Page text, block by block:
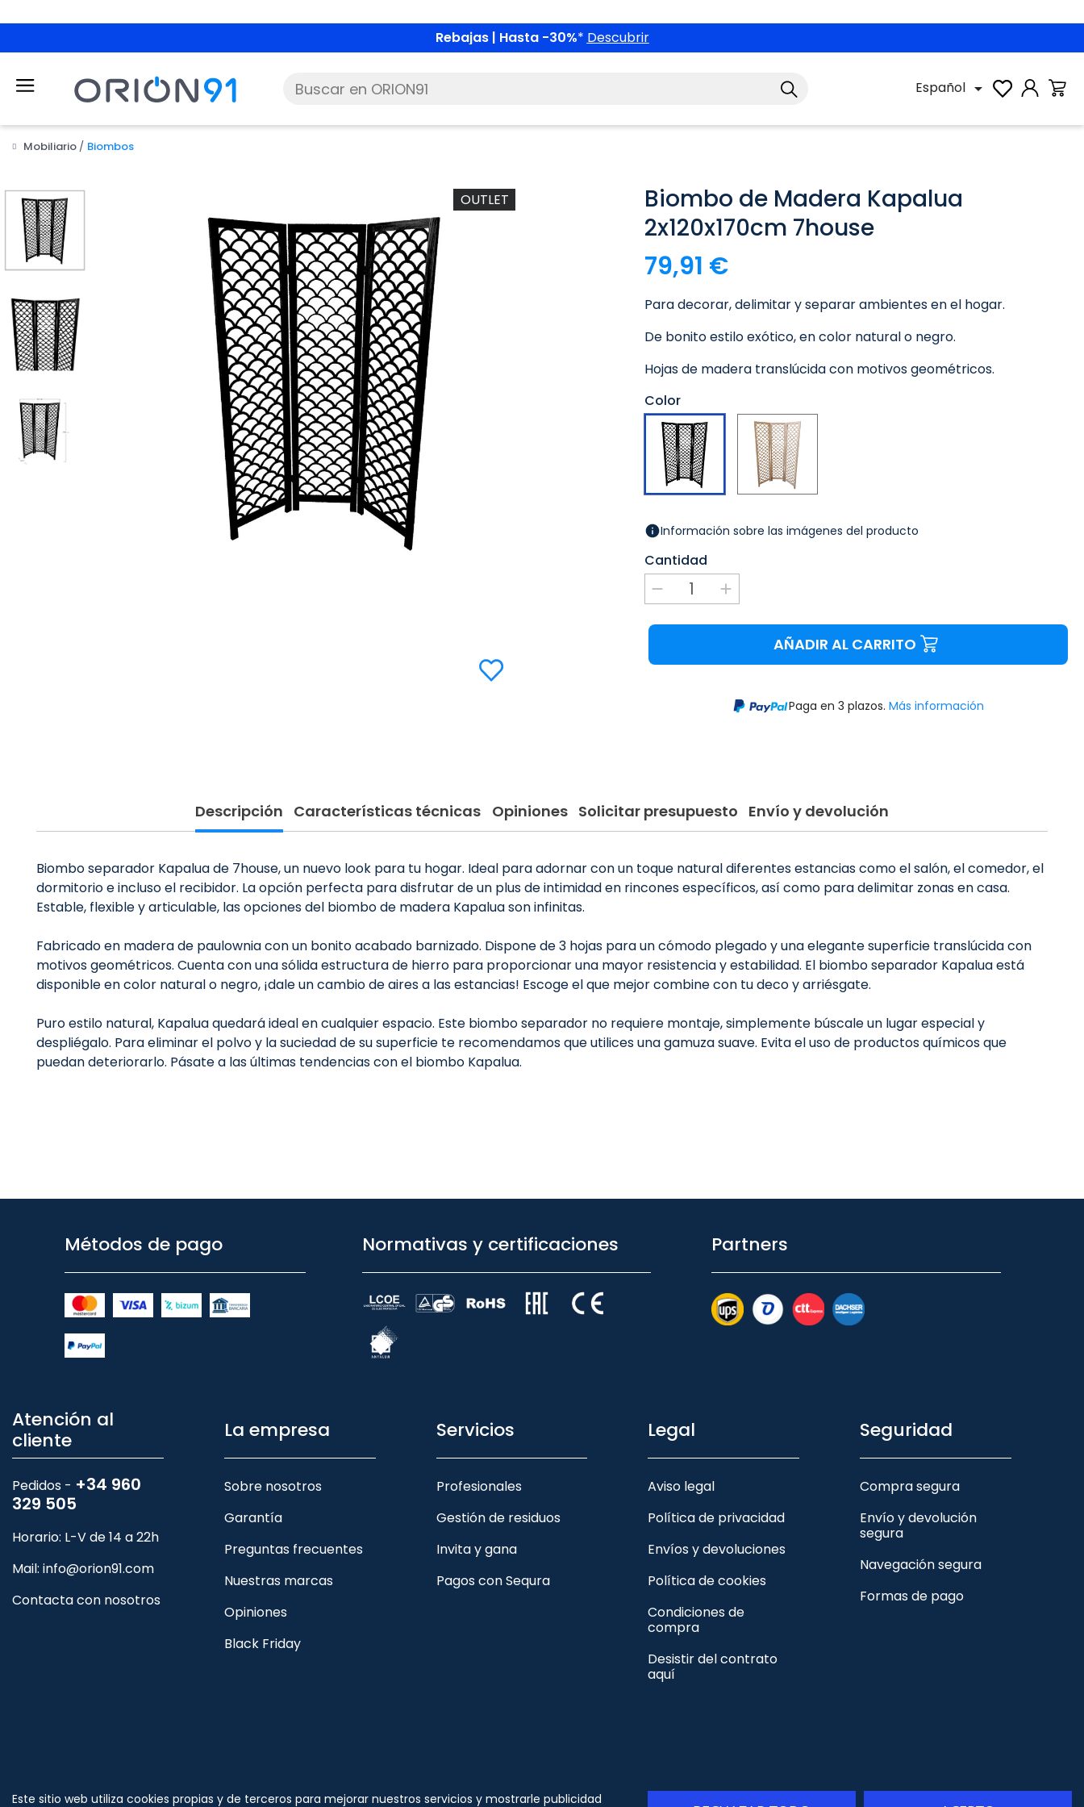
Rebajas | Hasta -30%* Descubrir
Español 
Mobiliario Biombos
OUTLET
Biombo de Madera Kapalua
2x120x170cm 7house
79,91 €
Para decorar, delimitar y separar ambientes en el hogar.
De bonito estilo exótico, en color natural o negro.
Hojas de madera translúcida con motivos geométricos.
Color
Negro Natural
Información sobre las imágenes del producto
Cantidad
AÑADIR AL CARRITO
Paga en 3 plazos. Más información
Descripción Características técnicas Opiniones Solicitar presupuesto Envío y devolución
Biombo separador Kapalua de 7house, un nuevo look para tu hogar. Ideal para adornar con un toque natural diferentes estancias como el salón, el comedor, el
dormitorio e incluso el recibidor. La opción perfecta para disfrutar de un plus de intimidad en rincones específicos, así como para delimitar zonas en casa.
Estable, flexible y articulable, las opciones del biombo de madera Kapalua son infinitas.
Fabricado en madera de paulownia con un bonito acabado barnizado. Dispone de 3 hojas para un cómodo plegado y una elegante superficie translúcida con
motivos geométricos. Cuenta con una sólida estructura de hierro para proporcionar una mayor resistencia y estabilidad. El biombo separador Kapalua está
disponible en color natural o negro, ¡dale un cambio de aires a las estancias! Escoge el que mejor combine con tu deco y arriésgate.
Puro estilo natural, Kapalua quedará ideal en cualquier espacio. Este biombo separador no requiere montaje, simplemente búscale un lugar especial y
despliégalo. Para eliminar el polvo y la suciedad de su superficie te recomendamos que utilices una gamuza suave. Evita el uso de productos químicos que
puedan deteriorarlo. Pásate a las últimas tendencias con el biombo Kapalua.
Métodos de pago Normativas y certificaciones Partners
Atención al
cliente
Pedidos - +34 960
329 505
Horario: L-V de 14 a 22h
Mail: info@orion91.com
Contacta con nosotros
La empresa
Sobre nosotros
Garantía
Preguntas frecuentes
Nuestras marcas
Opiniones
Black Friday
Servicios
Profesionales
Gestión de residuos
Invita y gana
Pagos con Sequra
Legal
Aviso legal
Política de privacidad
Envíos y devoluciones
Política de cookies
Condiciones de
compra
Desistir del contrato
aquí
Seguridad
Compra segura
Envío y devolución
segura
Navegación segura
Formas de pago
Este sitio web utiliza cookies propias y de terceros para mejorar nuestros servicios y mostrarle publicidad
Síguenos
© Copyright - ORION91 - CIF B10982650- Todos los